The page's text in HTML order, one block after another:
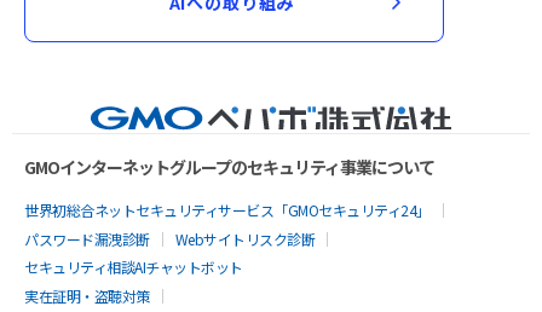
GMOインターネットグループのセキュリティ事業について
世界初総合ネットセキュリティサービス「GMOセキュリティ24」
パスワード漏洩診断
Webサイトリスク診断
セキュリティ相談AIチャットボット
実在証明・盗聴対策